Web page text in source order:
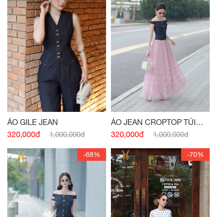
ÁO GILE JEAN
320,000đ
1,000,000đ
ÁO JEAN CROPTOP TÚI
NGỰC
320,000đ 1,000,000đ
-68% -70%